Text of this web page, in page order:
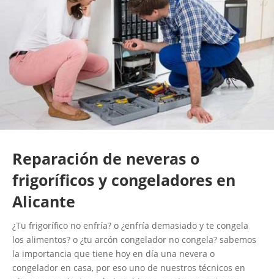
Reparación de neveras o
frigoríficos y congeladores en
Alicante
¿Tu frigorífico no enfría? o ¿enfría demasiado y te congela
los alimentos? o ¿tu arcón congelador no congela? sabemos
la importancia que tiene hoy en día una nevera o
congelador en casa, por eso uno de nuestros técnicos en